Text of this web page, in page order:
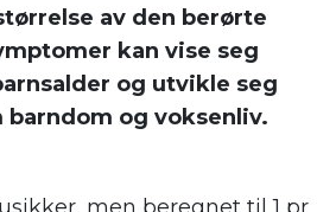
av den berørte
kan vise seg
og utvikle seg
og voksenliv.